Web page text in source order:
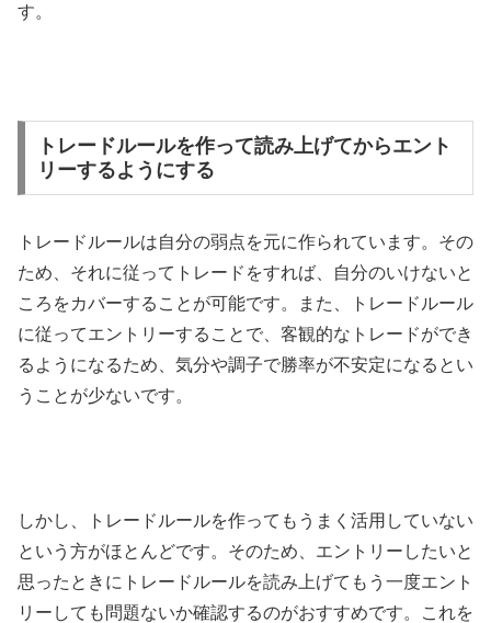
す。
トレードルールを作って読み上げてからエント
リーするようにする
トレードルールは自分の弱点を元に作られています。その
ため、それに従ってトレードをすれば、自分のいけないと
ころをカバーすることが可能です。また、トレードルール
に従ってエントリーすることで、客観的なトレードができ
るようになるため、気分や調子で勝率が不安定になるとい
うことが少ないです。
しかし、トレードルールを作ってもうまく活用していない
という方がほとんどです。そのため、エントリーしたいと
思ったときにトレードルールを読み上げてもう一度エント
リーしても問題ないか確認するのがおすすめです。これを